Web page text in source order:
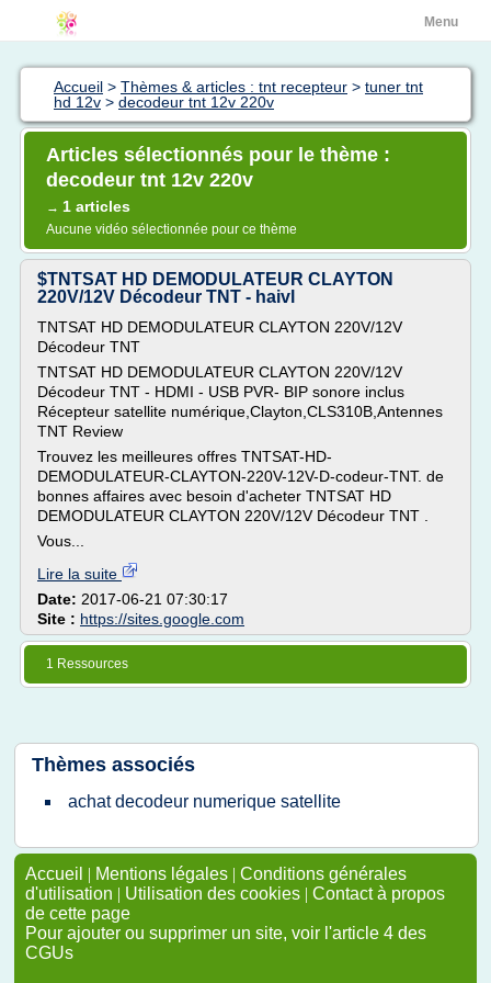
Menu
Accueil > Thèmes & articles : tnt recepteur > tuner tnt
hd 12v > decodeur tnt 12v 220v
Articles sélectionnés pour le thème :
decodeur tnt 12v 220v
→ 1 articles
Aucune vidéo sélectionnée pour ce thème
$TNTSAT HD DEMODULATEUR CLAYTON
220V/12V Décodeur TNT - haivl
TNTSAT HD DEMODULATEUR CLAYTON 220V/12V
Décodeur TNT
TNTSAT HD DEMODULATEUR CLAYTON 220V/12V
Décodeur TNT - HDMI - USB PVR- BIP sonore inclus
Récepteur satellite numérique,Clayton,CLS310B,Antennes
TNT Review
Trouvez les meilleures offres TNTSAT-HD-
DEMODULATEUR-CLAYTON-220V-12V-D-codeur-TNT. de
bonnes affaires avec besoin d'acheter TNTSAT HD
DEMODULATEUR CLAYTON 220V/12V Décodeur TNT .
Vous...
Lire la suite
Date: 2017-06-21 07:30:17
Site : https://sites.google.com
1 Ressources
Thèmes associés
achat decodeur numerique satellite
Accueil | Mentions légales | Conditions générales
d'utilisation | Utilisation des cookies | Contact à propos
de cette page
Pour ajouter ou supprimer un site, voir l'article 4 des
CGUs